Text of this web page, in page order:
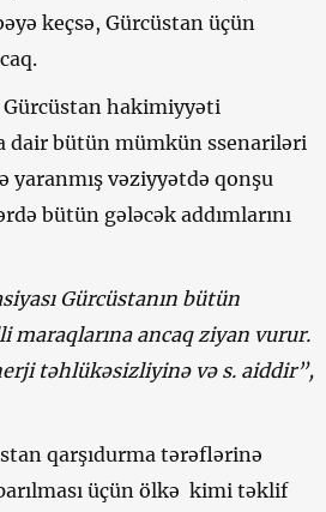
keçsə, Gürcüstan üçün
hakimiyyəti
dair bütün mümkün ssenariləri
yaranmış vəziyyətdə qonşu
bütün gələcək addımlarını
Gürcüstanın bütün
ancaq ziyan vurur.
təhlükəsizliyinə və s. aiddir”,
qarşıdurma tərəflərinə
üçün ölkə kimi təklif